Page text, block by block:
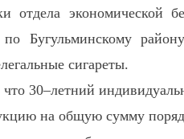
отдела экономической
Бугульминскому
сигареты.
30–летний
на общую сумму